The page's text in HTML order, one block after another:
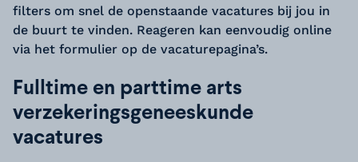
filters om snel de openstaande vacatures bij jou in
de buurt te vinden. Reageren kan eenvoudig online
via het formulier op de vacaturepagina’s.
Fulltime en parttime arts
verzekeringsgeneeskunde
vacatures